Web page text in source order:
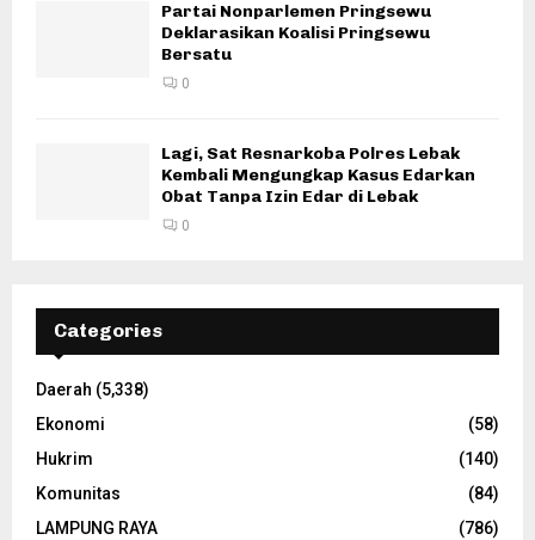
Partai Nonparlemen Pringsewu
Deklarasikan Koalisi Pringsewu
Bersatu
0
Lagi, Sat Resnarkoba Polres Lebak
Kembali Mengungkap Kasus Edarkan
Obat Tanpa Izin Edar di Lebak
0
Categories
Daerah (5,338)
Ekonomi
(58)
Hukrim
(140)
Komunitas
(84)
LAMPUNG RAYA
(786)